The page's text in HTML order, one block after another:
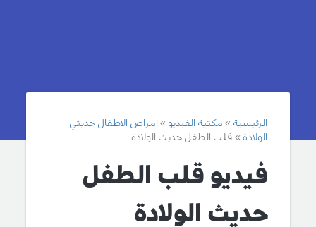
الرئيسية مكتبة الفيديو
امراض الاطفال حديثي
الولادة
قلب الطفل حديث الولادة
فيديو قلب الطفل
حديث الولادة